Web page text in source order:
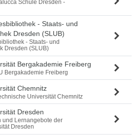
Schule Dresden -
- Staats- und
Dresden (SLUB)
- Staats- und
Dresden (SLUB)
Bergakademie Freiberg
Bergakademie Freiberg
Chemnitz
Universität Chemnitz
Dresden
und Lernangebote der
Dresden